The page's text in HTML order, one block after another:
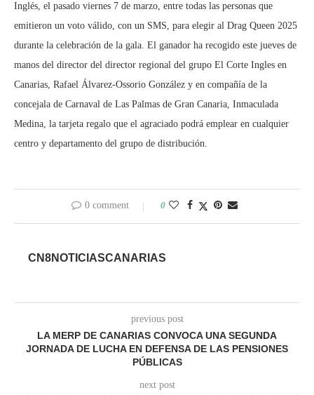
Inglés, el pasado viernes 7 de marzo, entre todas las personas que
emitieron un voto válido, con un SMS, para elegir al Drag Queen 2025
durante la celebración de la gala. El ganador ha recogido este jueves de
manos del director del director regional del grupo El Corte Ingles en
Canarias, Rafael Álvarez-Ossorio González y en compañía de la
concejala de Carnaval de Las Palmas de Gran Canaria, Inmaculada
Medina, la tarjeta regalo que el agraciado podrá emplear en cualquier
centro y departamento del grupo de distribución.
0 comment 0
CN8NOTICIASCANARIAS
previous post
LA MERP DE CANARIAS CONVOCA UNA SEGUNDA
JORNADA DE LUCHA EN DEFENSA DE LAS PENSIONES
PÚBLICAS
next post